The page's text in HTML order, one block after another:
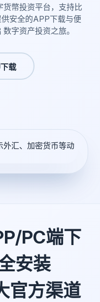
货幣投资平台，支持比
安全的APP下载与便
字资产投资之旅。
载
PC端下
安装
官方渠道